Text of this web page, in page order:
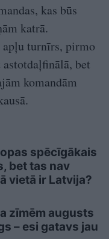
kas būs
katrā.
turnīrs, pirmo
bet
komandām
spēcīgākais
bet tas nav
vietā ir Latvija?
zīmēm augusts
– esi gatavs jau